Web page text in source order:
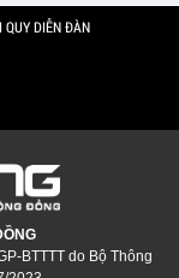
QUY DIỄN ĐÀN
BTTTT do Bộ Thông